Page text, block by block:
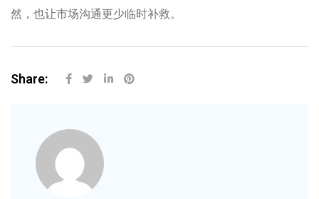
然，也让市场沟通更少临时补救。
Share: